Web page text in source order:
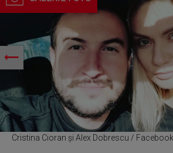
Cristina Cioran și Alex Dobrescu / Facebook